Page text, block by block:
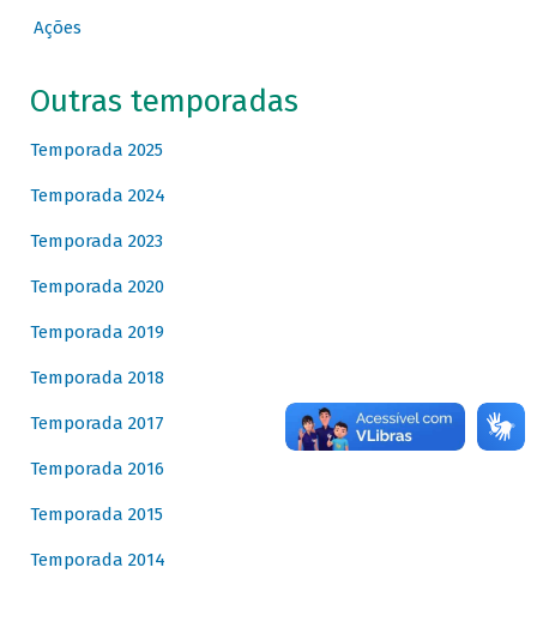
Ações
Outras temporadas
Temporada 2025
Temporada 2024
Temporada 2023
Temporada 2020
Temporada 2019
Temporada 2018
Temporada 2017
Temporada 2016
Temporada 2015
Temporada 2014